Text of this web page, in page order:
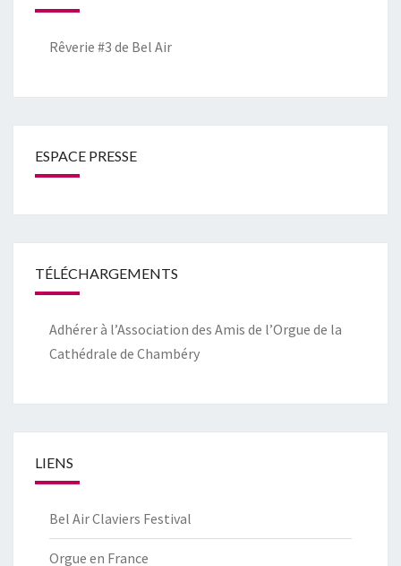
Rêverie #3 de Bel Air
ESPACE PRESSE
TÉLÉCHARGEMENTS
Adhérer à l’Association des Amis de l’Orgue de la
Cathédrale de Chambéry
LIENS
Bel Air Claviers Festival
Orgue en France